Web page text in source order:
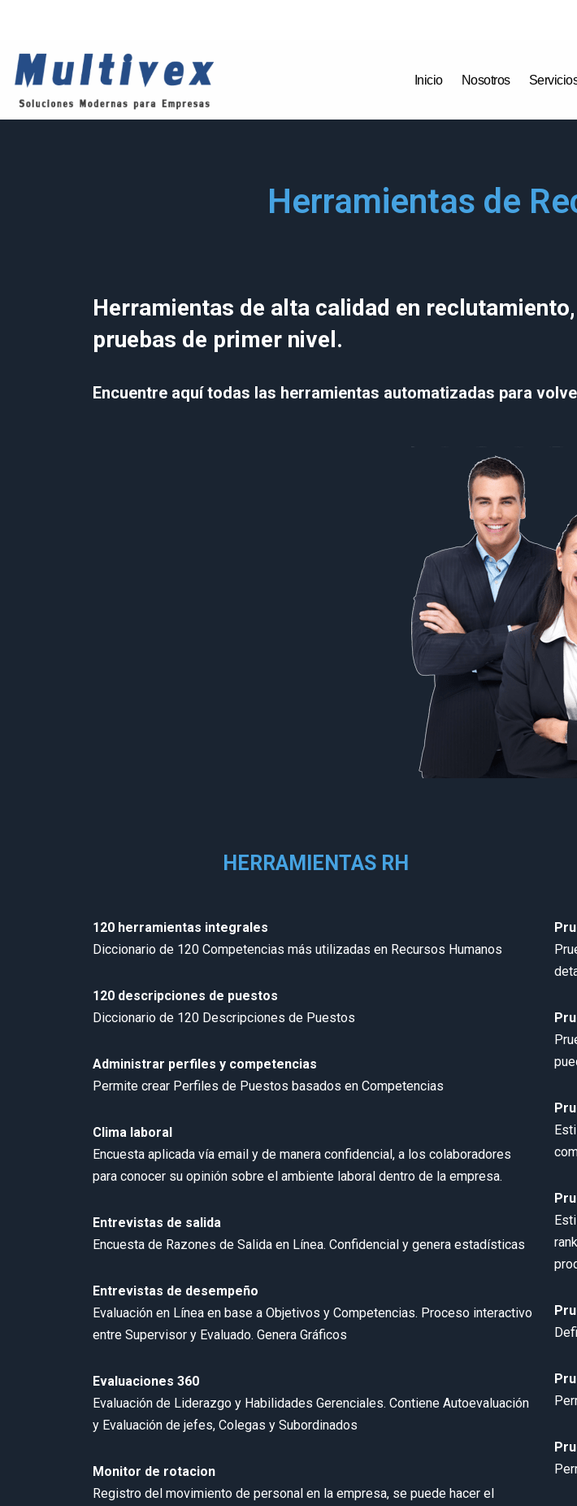
al
contenido
Inicio Nosotros
Herramientas de
Herramientas de alta calidad en
pruebas de primer nivel.
Encuentre aquí todas las herramientas automatizadas para
HERRAMIENTAS RH
120 herramientas integrales
Diccionario de 120 Competencias más utilizadas en Recursos Humanos
120 descripciones de puestos
Diccionario de 120 Descripciones de Puestos
Administrar perfiles y competencias
Permite crear Perfiles de Puestos basados en Competencias
Clima laboral
Encuesta aplicada vía email y de manera confidencial, a los colaboradores
para conocer su opinión sobre el ambiente laboral dentro de la empresa.
Entrevistas de salida
Encuesta de Razones de Salida en Línea. Confidencial y genera estadísticas
Entrevistas de desempeño
Evaluación en Línea en base a Objetivos y Competencias. Proceso interactivo
entre Supervisor y Evaluado. Genera Gráficos
Evaluaciones 360
Evaluación de Liderazgo y Habilidades Gerenciales. Contiene Autoevaluación
y Evaluación de jefes, Colegas y Subordinados
Monitor de rotacion
Registro del movimiento de personal en la empresa, se puede hacer el